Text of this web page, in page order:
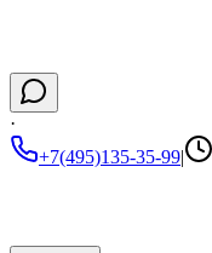
·
+7(495)135-35-99|